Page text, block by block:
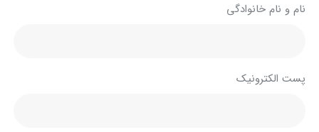
نام و نام خانوادگی
پست الکترونیک